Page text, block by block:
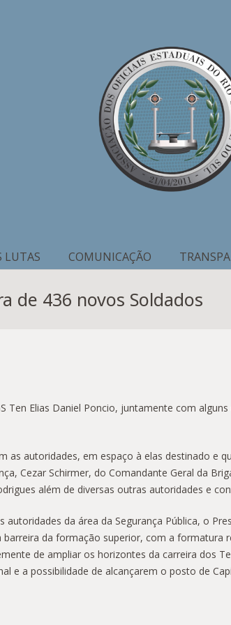
LUTAS COMUNICAÇÃO
de 436 novos Soldados
Ten Elias Daniel Poncio, juntamente com
as autoridades, em espaço à elas destinado e
Cezar Schirmer, do Comandante Geral da
além de diversas outras autoridades e
da área da Segurança Pública, o
da formação superior, com a formatura
de ampliar os horizontes da carreira dos
e a possibilidade de alcançarem o posto de